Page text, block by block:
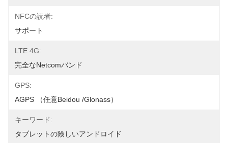
NFCの読者:
サポート
LTE 4G:
完全なnetcomバンド
GPS:
AGPS （任意Beidou /Glonass）
キーワード:
タブレットの険しいアンドロイド